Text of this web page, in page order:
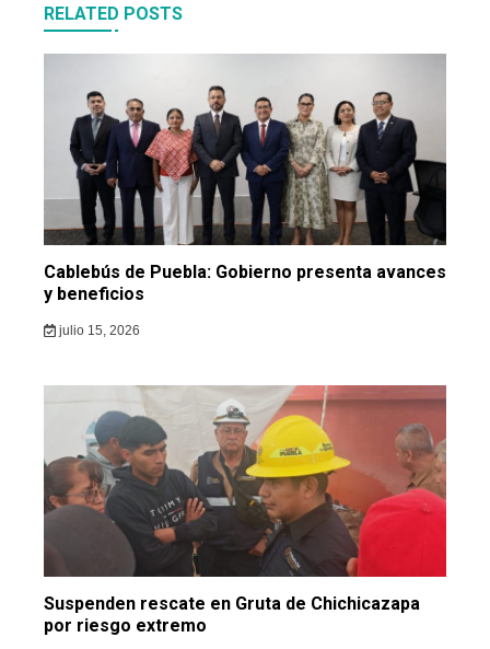
RELATED POSTS
Cablebús de Puebla: Gobierno presenta avances
y beneficios
julio 15, 2026
Suspenden rescate en Gruta de Chichicazapa
por riesgo extremo